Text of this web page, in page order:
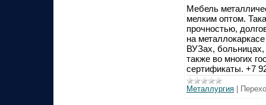
Мебель
мелким оптом.
прочностью,
на
ВУЗах, больницах,
также во многих
сертификаты. +7
Металлургия